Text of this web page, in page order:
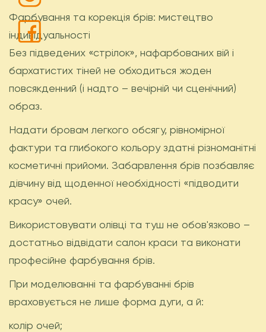
Фарбування та корекція брів: мистецтво
індивідуальності
Без підведених «стрілок», нафарбованих вій і
бархатистих тіней не обходиться жоден
повсякденний (і надто – вечірній чи сценічний)
образ.
Надати бровам легкого обсягу, рівномірної
фактури та глибокого кольору здатні різноманітні
косметичні прийоми. Забарвлення брів позбавляє
дівчину від щоденної необхідності «підводити
красу» очей.
Використовувати олівці та туш не обов'язково –
достатньо відвідати салон краси та виконати
професійне фарбування брів.
При моделюванні та фарбуванні брів
враховується не лише форма дуги, а й:
колір очей;